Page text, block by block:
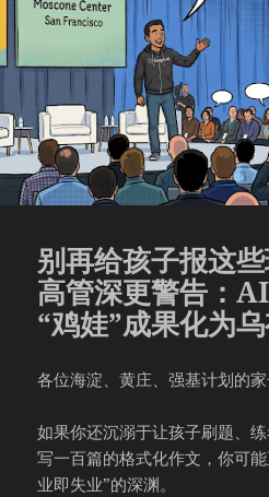
别再给孩子报这
高管深更警告：
“鸡娃”成果化为乌
各位海淀、黄庄、强基计划的家
如果你还沉溺于让孩子刷题、
写一百篇的格式化作文，你可
业即失业”的深渊。